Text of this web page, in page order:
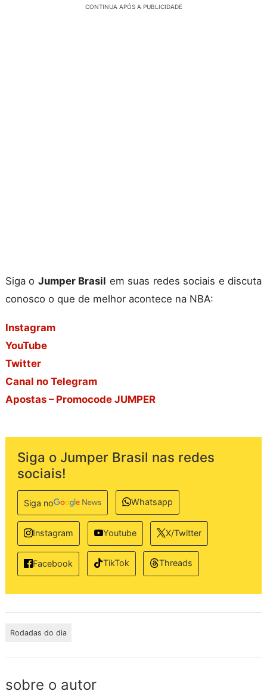
CONTINUA APÓS A PUBLICIDADE
Siga o Jumper Brasil em suas redes sociais e discuta
conosco o que de melhor acontece na NBA:
Instagram
YouTube
Twitter
Canal no Telegram
Apostas – Promocode JUMPER
Siga o Jumper Brasil nas redes
sociais!
Siga no Whatsapp
Instagram Youtube X/Twitter
Facebook TikTok Threads
Rodadas do dia
sobre o autor